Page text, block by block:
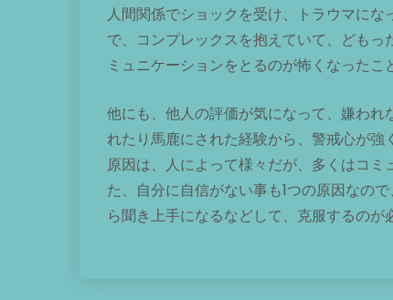
人間関係でショックを受け、トラウマに
で、コンプレックスを抱えていて、ども
ミュニケーションをとるのが怖くなったこ
他にも、他人の評価が気になって、嫌わ
れたり馬鹿にされた経験から、警戒心が強
原因は、人によって様々だが、多くはコ
た、自分に自信がない事も1つの原因なの
ら聞き上手になるなどして、克服するのが